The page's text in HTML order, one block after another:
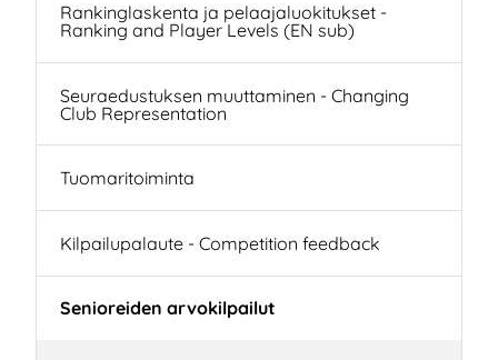
Rankinglaskenta ja pelaajaluokitukset -
Ranking and Player Levels (EN sub)
Seuraedustuksen muuttaminen - Changing
Club Representation
Tuomaritoiminta
Kilpailupalaute - Competition feedback
Senioreiden arvokilpailut